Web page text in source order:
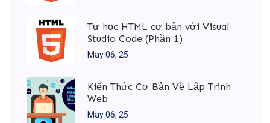
Tự học HTML cơ bản với Visual
Studio Code (Phần 1)
May 06, 25
Kiến Thức Cơ Bản Về Lập Trình
Web
May 06, 25